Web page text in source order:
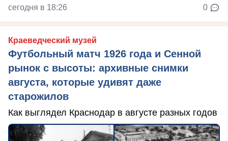
сегодня в 18:26 0
Краеведческий музей
Футбольный матч 1926 года и Сенной
рынок с высоты: архивные снимки
августа, которые удивят даже
старожилов
Как выглядел Краснодар в августе разных годов